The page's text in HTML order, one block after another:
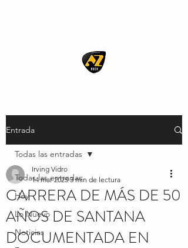
Entrada
Todas las entradas
Hoy
Lo Nuevo
Noticias
Todas las entradas
CARRERA DE MÁS DE 50
AÑOS DE SANTANA
DOCUMENTADA EN
Irving Vidro
14 mar 2025 3 min de lectura